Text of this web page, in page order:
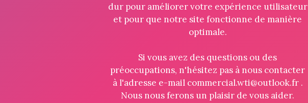
dur pour améliorer votre expérience utilisateur
et pour que notre site fonctionne de manière
optimale.
Si vous avez des questions ou des
préoccupations, n'hésitez pas à nous contacter
à l'adresse e-mail commercial.wti@outlook.fr .
Nous nous ferons un plaisir de vous aider.